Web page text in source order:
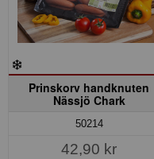
Prinskorv handknuten
Nässjö Chark
50214
42,90 kr